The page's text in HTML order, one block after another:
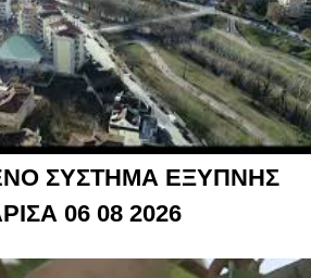
ΣΥΣΤΗΜΑ ΕΞΥΠΝΗΣ
06 08 2026